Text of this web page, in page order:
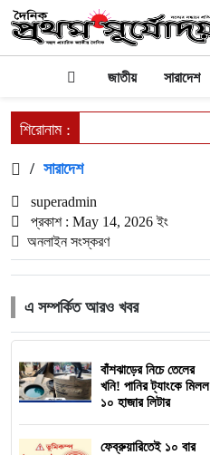
জাতীয় সারাদেশ
শিরোনাম :
/ সারাদেশ
superadmin
প্রকাশ : May 14, 2026 ইং
অনলাইন সংস্করণ
এ সম্পর্কিত আরও খবর
বাঁশঝাড়ের নিচে তেলের
খনি! পানির ট্যাংকে মিলল
১০ হাজার লিটার
ফেব্রুয়ারিতেই ১০ বার